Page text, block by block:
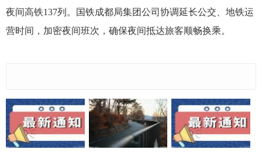
夜间高铁137列。国铁成都局集团公司协调延长公交、地铁运
营时间，加密夜间班次，确保夜间抵达旅客顺畅换乘。